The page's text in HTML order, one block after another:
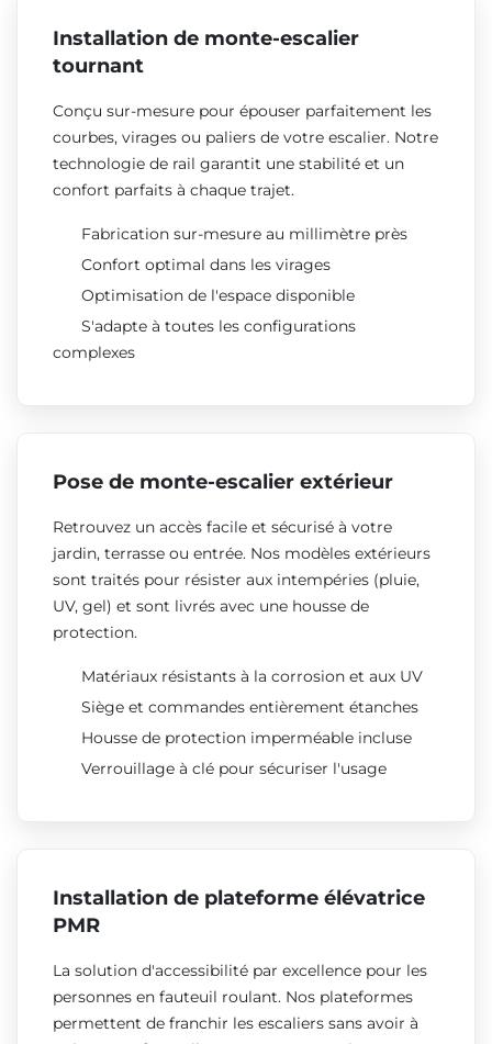
Installation de monte-escalier
tournant
Conçu sur-mesure pour épouser parfaitement les
courbes, virages ou paliers de votre escalier. Notre
technologie de rail garantit une stabilité et un
confort parfaits à chaque trajet.
Fabrication sur-mesure au millimètre près
Confort optimal dans les virages
Optimisation de l'espace disponible
S'adapte à toutes les configurations
complexes
Pose de monte-escalier extérieur
Retrouvez un accès facile et sécurisé à votre
jardin, terrasse ou entrée. Nos modèles extérieurs
sont traités pour résister aux intempéries (pluie,
UV, gel) et sont livrés avec une housse de
protection.
Matériaux résistants à la corrosion et aux UV
Siège et commandes entièrement étanches
Housse de protection imperméable incluse
Verrouillage à clé pour sécuriser l'usage
Installation de plateforme élévatrice
PMR
La solution d'accessibilité par excellence pour les
personnes en fauteuil roulant. Nos plateformes
permettent de franchir les escaliers sans avoir à